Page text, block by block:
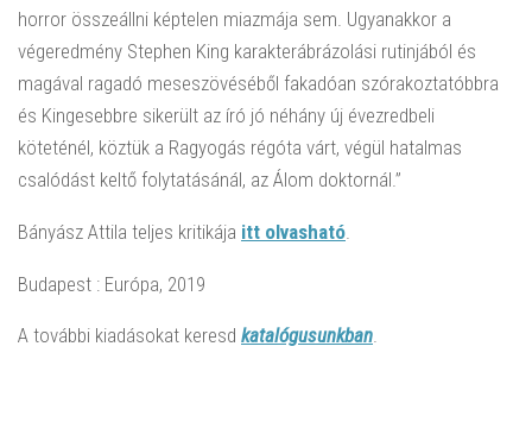
horror összeállni képtelen miazmája sem. Ugyanakkor a
végeredmény Stephen King karakterábrázolási rutinjából és
magával ragadó meseszövéséből fakadóan szórakoztatóbbra
és Kingesebbre sikerült az író jó néhány új évezredbeli
köteténél, köztük a Ragyogás régóta várt, végül hatalmas
csalódást keltő folytatásánál, az Álom doktornál.”
Bányász Attila teljes kritikája itt olvasható
Budapest : Európa, 2019
A további kiadásokat keresd katalógusunkban.